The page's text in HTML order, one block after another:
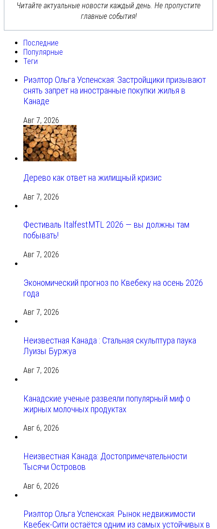
Читайте актуальные новости каждый день. Не пропустите
главные события!
Последние
Популярные
Теги
Риэлтор Ольга Успенская: Застройщики призывают
снять запрет на иностранные покупки жилья в
Канаде
Авг 7, 2026
Дерево как ответ на жилищный кризис
Авг 7, 2026
Фестиваль ItalfestMTL 2026 — вы должны там
побывать!
Авг 7, 2026
Экономический прогноз по Квебеку на осень 2026
года
Авг 7, 2026
Неизвестная Канада : Стальная скульптура паука
Луизы Буржуа
Авг 7, 2026
Канадские ученые развеяли популярный миф о
жирных молочных продуктах
Авг 6, 2026
Неизвестная Канада: Достопримечательности
Тысячи Островов
Авг 6, 2026
Риэлтор Ольга Успенская: Рынок недвижимости
Квебек-Сити остаётся одним из самых устойчивых в